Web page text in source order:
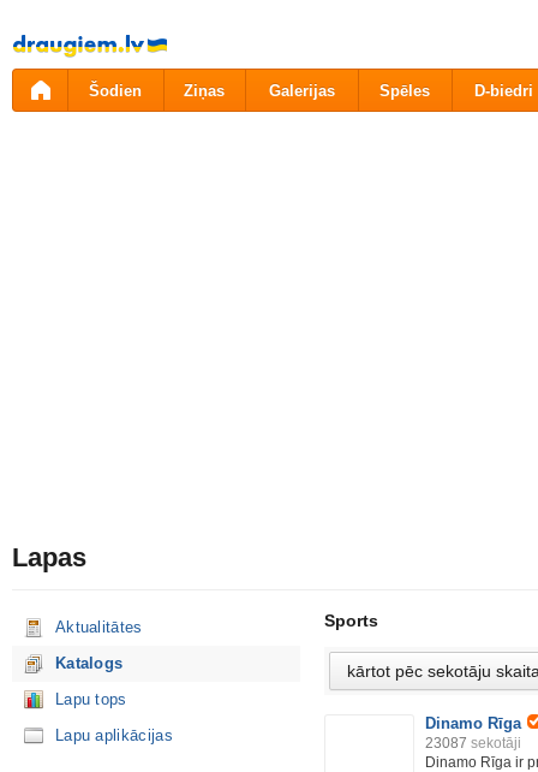
Pāriet
uz
saturu
Šodien Ziņas Galerijas Spēles D-biedri
Lapas
Aktualitātes
Katalogs
Lapu tops
Lapu aplikācijas
Sports
Dinamo Rīga
23087 sekotāji
Dinamo Rīga ir